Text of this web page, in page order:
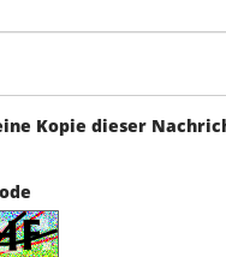
Kopie dieser